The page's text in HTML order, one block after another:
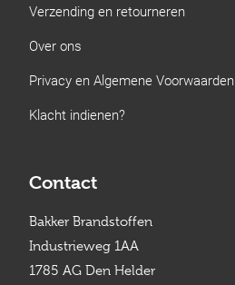
Verzending en retourneren
Over ons
Privacy en Algemene Voorwaarden
Klacht indienen?
Contact
Bakker Brandstoffen
Industrieweg 1AA
1785 AG Den Helder